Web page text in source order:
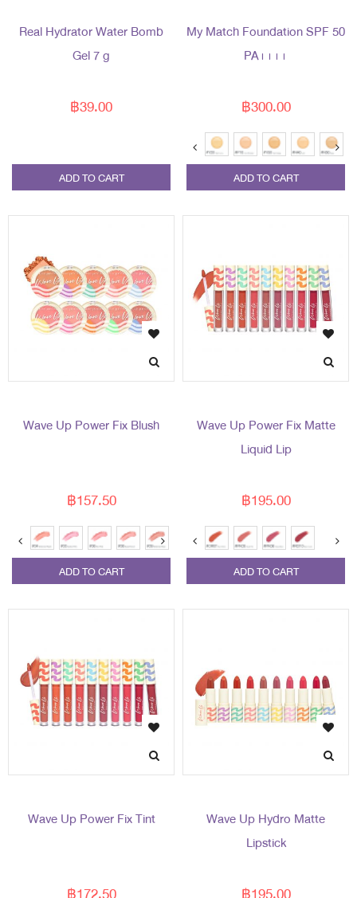
Real Hydrator Water Bomb
Gel 7 g
฿39.00
ADD TO CART
My Match Foundation SPF 50
PA++++
฿300.00
ADD TO CART
Wave Up Power Fix Blush
฿157.50
ADD TO CART
Wave Up Power Fix Matte
Liquid Lip
฿195.00
ADD TO CART
Wave Up Power Fix Tint
Wave Up Hydro Matte
Lipstick